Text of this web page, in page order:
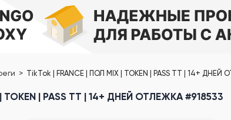
TikTok | FRANCE | ПОЛ MIX | TOKEN | PASS TT | 14+ ДНЕЙ
TOKEN | PASS TT | 14+ ДНЕЙ ОТЛЕЖКА #918533